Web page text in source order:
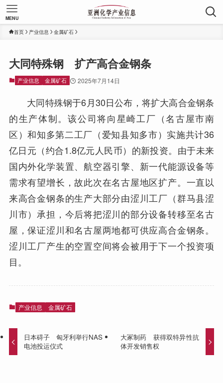
MENU
首页 产业信息 金属矿石
大同特殊钢 扩产高合金钢条
产业信息 金属矿石 2025年7月14日
大同特殊钢于6月30日公布，将扩大高合金钢条
的生产体制。该公司将向星崎工厂（名古屋市南
区）和知多第二工厂（爱知县知多市）实施共计36
亿日元（约合1.8亿元人民币）的新投资。由于未来
国内外化学装置、航空器引擎、新一代能源设备等
需求有望增长，故此次在名古屋地区扩产。一直以
来高合金钢条的生产大部分由涩川工厂（群马县涩
川市）承担，今后将把涩川的部分设备转移至名古
屋，保证涩川和名古屋两地都可供应高合金钢条。
涩川工厂产生的空置空间将会被用于下一个投资项
目。
产业信息 金属矿石
日本碍子 匈牙利举行NAS
电池投运仪式
大冢制药 获得双特异性抗
体开发销售权